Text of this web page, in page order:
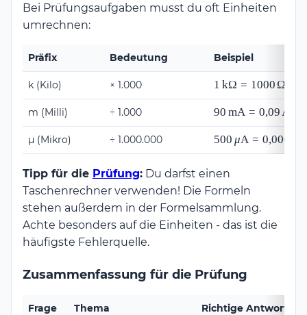
0{,}012\,\text{A} =
12\,\text{mA}
Bei Prüfungsaufgaben musst du oft Einheiten
umrechnen:
Präfix Bedeutung Beispiel
k (Kilo) × 1.000
1\,\text{k}\Omega
= 1000\,\Omega
1 kΩ = 1000 Ω
m (Milli) ÷ 1.000
90\,\text{mA} =
0{,}09\,\text{A}
90 mA = 0,09 A
µ (Mikro) ÷ 1.000.000
500\,\mu\text{A}
=
500 μA = 0,0005
Tipp für die Prüfung: Du darfst einen
Taschenrechner verwenden! Die Formeln
stehen außerdem in der Formelsammlung.
Achte besonders auf die Einheiten - das ist die
häufigste Fehlerquelle.
Zusammenfassung für die Prüfung
Frage Thema Richtige Antwort